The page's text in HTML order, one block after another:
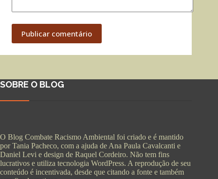
Publicar comentário
SOBRE O BLOG
O Blog Combate Racismo Ambiental foi criado e é mantido
por Tania Pacheco, com a ajuda de Ana Paula Cavalcanti e
Daniel Levi e design de Raquel Cordeiro. Não tem fins
lucrativos e utiliza tecnologia WordPress. A reprodução de seu
conteúdo é incentivada, desde que citando a fonte e também